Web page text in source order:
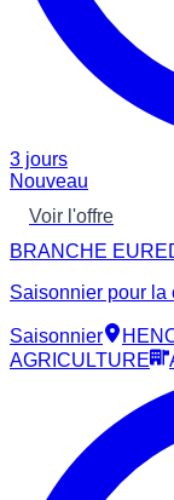
3 jours
Nouveau
Voir l'offre
BRANCHE
Saisonnier pour la
Saisonnier
AGRICULTURE